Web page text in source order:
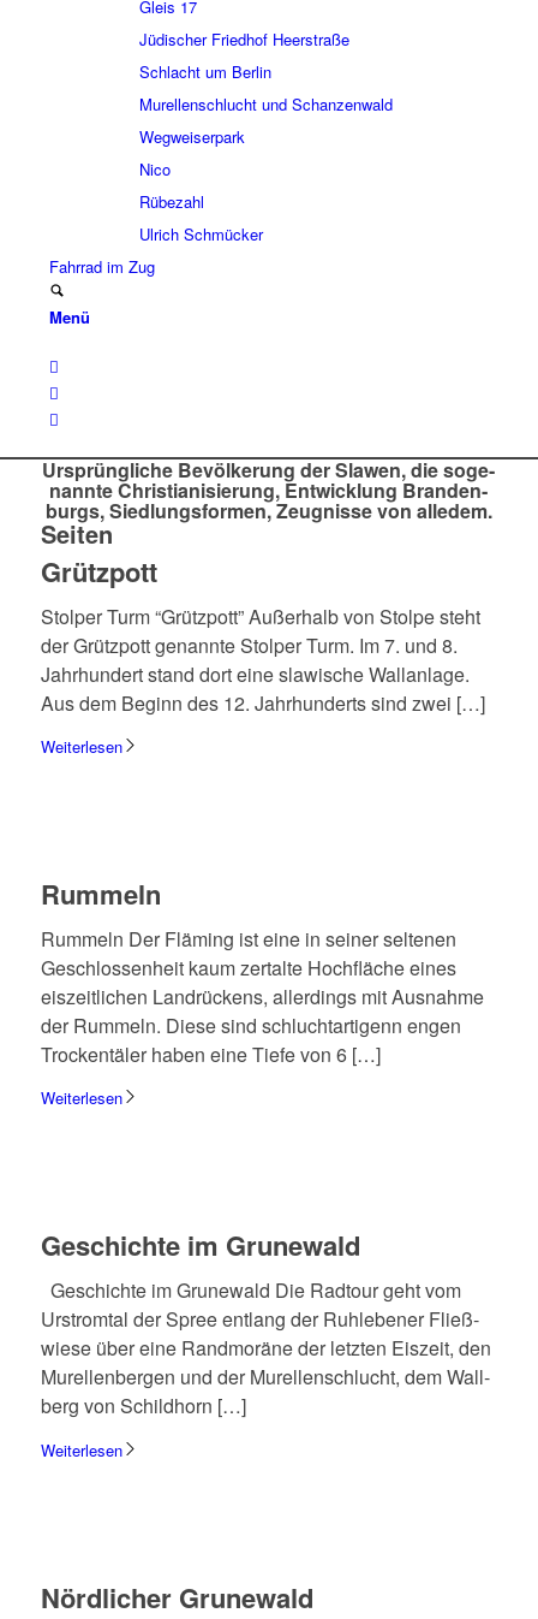
Gleis 17
Jüdi­scher Fried­hof Heer­straße
Schlacht um Berlin
Murel­len­schlucht und Schan­zen­wald
Wegwei­ser­park
Nico
Rübe­zahl
Ulrich Schmücker
Fahr­rad im Zug
Menü
Ursprüng­li­che Bevöl­ke­rung der Slawen, die soge­
nannte Chri­stia­ni­sie­rung, Entwick­lung Bran­den­
burgs, Sied­lungs­for­men, Zeug­nisse von alle­dem.
Seiten
Grütz­pott
Stol­per Turm “Grütz­pott” Außer­halb von Stolpe steht
der Grütz­pott genannte Stol­per Turm. Im 7. und 8.
Jahr­hun­dert stand dort eine slawi­sche Wall­an­lage.
Aus dem Beginn des 12. Jahr­hun­derts sind zwei […]
Weiterlesen
Rummeln
Rummeln Der Fläming ist eine in seiner selte­nen
Geschlos­sen­heit kaum zertalte Hoch­flä­che eines
eiszeit­li­chen Land­rückens, aller­dings mit Ausnahme
der Rummeln. Diese sind schlucht­ar­ti­genn engen
Trocken­tä­ler haben eine Tiefe von 6 […]
Weiterlesen
Geschichte im Grune­wald
Geschichte im Grune­wald Die Radtour geht vom
Urstrom­tal der Spree entlang der Ruhle­be­ner Fließ­
wiese über eine Rand­mo­räne der letz­ten Eiszeit, den
Murel­len­ber­gen und der Murel­len­schlucht, dem Wall­
berg von Schild­horn […]
Weiterlesen
Nörd­li­cher Grune­wald